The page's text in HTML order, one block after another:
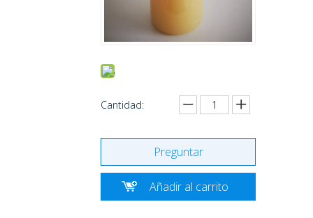
Cantidad:
Preguntar
Añadir al carrito